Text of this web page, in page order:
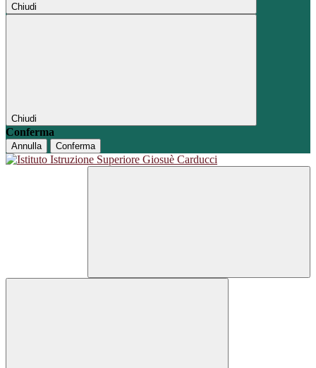
Chiudi
Chiudi
Conferma
Annulla Conferma